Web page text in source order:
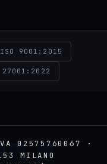
ISO 9001:2015
02575760067 ·
MILANO